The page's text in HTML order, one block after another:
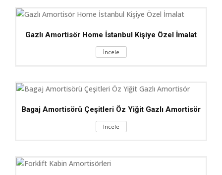
Gazlı Amortisör Home İstanbul Kişiye Özel İmalat
İncele
Bagaj Amortisörü Çeşitleri Öz Yiğit Gazlı Amortisör
İncele